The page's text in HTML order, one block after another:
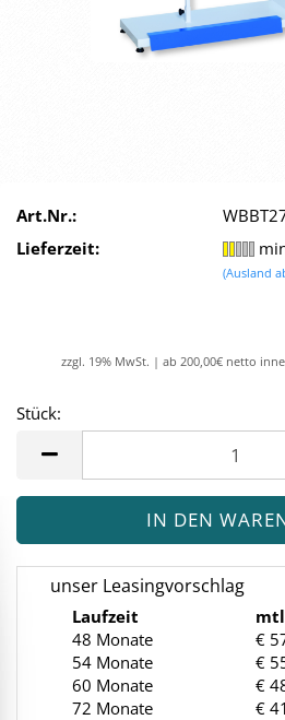
Art.Nr.:
Lieferzeit:
(Ausland
zzgl. 19% MwSt. | ab 200,00€ netto
Stück:
unser Leasingvorschlag
Laufzeit
48 Monate
€
54 Monate
€
60 Monate
€
72 Monate
€